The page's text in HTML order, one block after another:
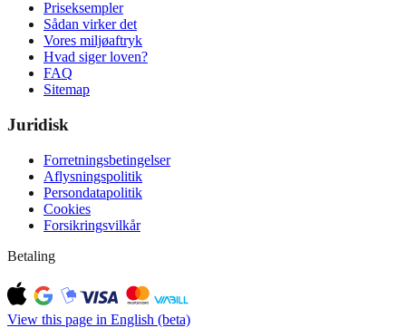
Priseksempler
Sådan virker det
Vores miljøaftryk
Hvad siger loven?
FAQ
Sitemap
Juridisk
Forretningsbetingelser
Aflysningspolitik
Persondatapolitik
Cookies
Forsikringsvilkår
Betaling
View this page in English (beta)